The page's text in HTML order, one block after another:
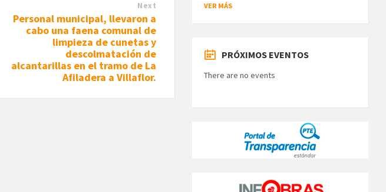
Next
Personal municipal, llevaron a
cabo una faena comunal de
limpieza de cunetas y
descolmatación de
alcantarillas en el tramo de La
Afiladera a Villaflor.
VER MÁS
PRÓXIMOS EVENTOS
There are no events